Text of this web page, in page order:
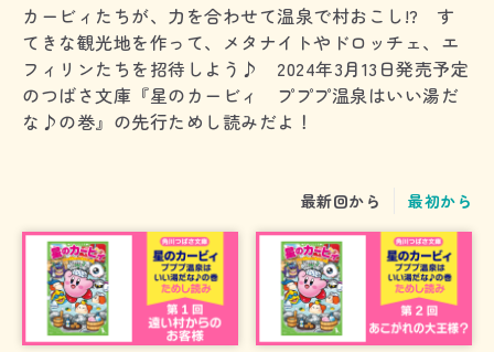
カービィたちが、力を合わせて温泉で村おこし!? す
てきな観光地を作って、メタナイトやドロッチェ、エ
フィリンたちを招待しよう♪ 2024年3月13日発売予定
のつばさ文庫『星のカービィ プププ温泉はいい湯だ
な♪の巻』の先行ためし読みだよ！
最新回から 最初から